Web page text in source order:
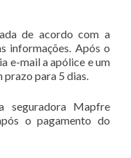
de acordo com a
informações. Após o
e-mail a apólice e um
para 5 dias.
seguradora Mapfre
o pagamento do